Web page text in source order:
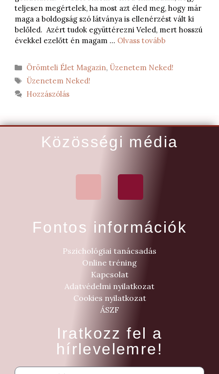
teljesen megértelek, ha most azt éled meg, hogy már
maga a boldogság szó látványa is ellenérzést vált ki
belőled. Azért tudok együttérezni Veled, mert hosszú
évekkel ezelőtt én magam … Olvass tovább
Örömteli Élet Magazin, Üzenetem Neked!
Üzenetem Neked!
Hozzászólás
Közösségi média
Fontos információk
Pszichológiai tanácsadás
Online tréning
Kapcsolat
Adatvédelmi nyilatkozat
Cookies nyilatkozat
ÁSZF
Iratkozz fel a
hírlevelemre!